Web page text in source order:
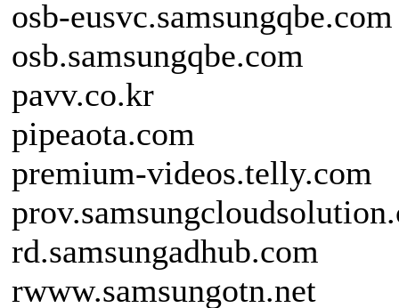
osb-eusvc.samsungqbe.com
osb.samsungqbe.com
pavv.co.kr
pipeaota.com
premium-videos.telly.com
rd.samsungadhub.com
rwww.samsungotn.net